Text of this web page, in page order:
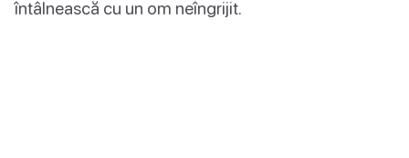
întâlnească cu un om neîngrijit.